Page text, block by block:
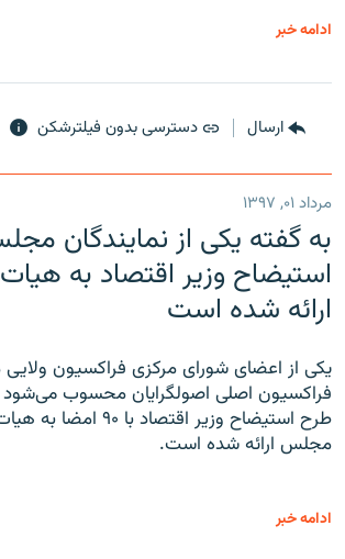
ادامه خبر
ارسال دسترسی بدون فیلترشکن
مرداد ۰۱, ۱۳۹۷
به گفته یکی از نمایندگان
استیضاح وزیر اقتصاد به
ارائه شده است
یکی از اعضای شورای مرکزی فراکسیون
فراکسیون اصلی اصولگرایان محسوب می‌شود
طرح استیضاح وزیر اقتصاد با
مجلس ارائه شده است.
ادامه خبر